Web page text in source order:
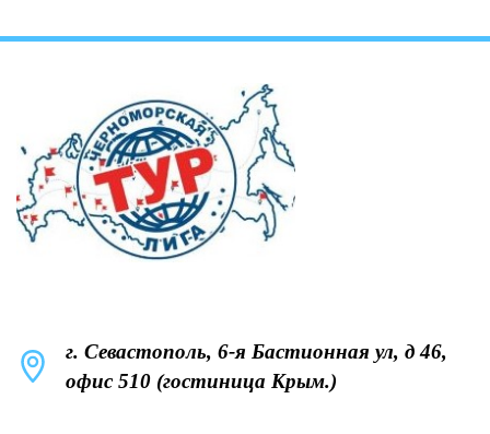
г. Севастополь, 6-я Бастионная ул, д 46,
офис 510 (гостиница Крым.)